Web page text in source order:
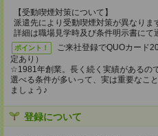
【受動喫煙対策について】
派遣先により受動喫煙対策が異なりま
詳細は職場見学時及び条件明示書にて
ポイント！
ご来社登録でQUOカード
定あり）
☆1981年創業。長く続く実績があるの
選べる条件が多いって、実は重要なこ
ましょう♪
登録について